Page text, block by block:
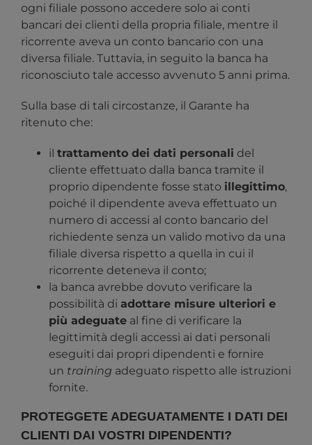
ogni filiale possono accedere solo ai conti
bancari dei clienti della propria filiale, mentre il
ricorrente aveva un conto bancario con una
diversa filiale. Tuttavia, in seguito la banca ha
riconosciuto tale accesso avvenuto 5 anni prima.
Sulla base di tali circostanze, il Garante ha
ritenuto che:
il trattamento dei dati personali del
cliente effettuato dalla banca tramite il
proprio dipendente fosse stato illegittimo,
poiché il dipendente aveva effettuato un
numero di accessi al conto bancario del
richiedente senza un valido motivo da una
filiale diversa rispetto a quella in cui il
ricorrente deteneva il conto;
la banca avrebbe dovuto verificare la
possibilità di adottare misure ulteriori e
più adeguate al fine di verificare la
legittimità degli accessi ai dati personali
eseguiti dai propri dipendenti e fornire
un training adeguato rispetto alle istruzioni
fornite.
PROTEGGETE ADEGUATAMENTE I DATI DEI
CLIENTI DAI VOSTRI DIPENDENTI?